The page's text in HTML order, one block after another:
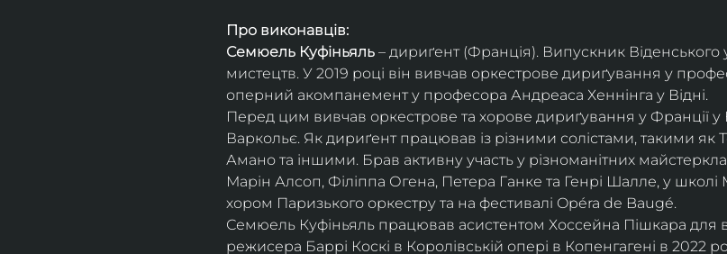
Про виконавців:
Семюель Куфіньяль – дириґент (Франція). Випускник Віденського
мистецтв. У 2019 році він вивчав оркестрове дириґування у
оперний акомпанемент у професора Андреаса Хеннінга у Відні.
Перед цим вивчав оркестрове та хорове дириґування у Франції у
Варкольє. Як дириґент працював із різними солістами, такими як
Амано та іншими. Брав активну участь у різноманітних
Марін Алсоп, Філіппа Огена, Петера Ганке та Генрі Шалле, у
хором Паризького оркестру та на фестивалі Opéra de Baugé.
Семюель Куфіньяль працював асистентом Хоссейна Пішкара для
режисера Баррі Коскі в Королівській опері в Копенгагені в 2022